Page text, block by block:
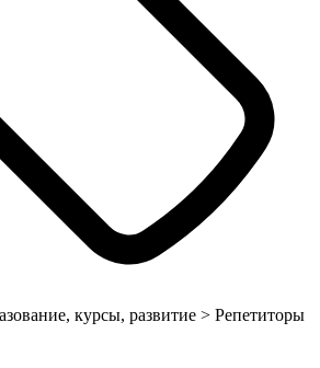
курсы, развитие > Репетиторы